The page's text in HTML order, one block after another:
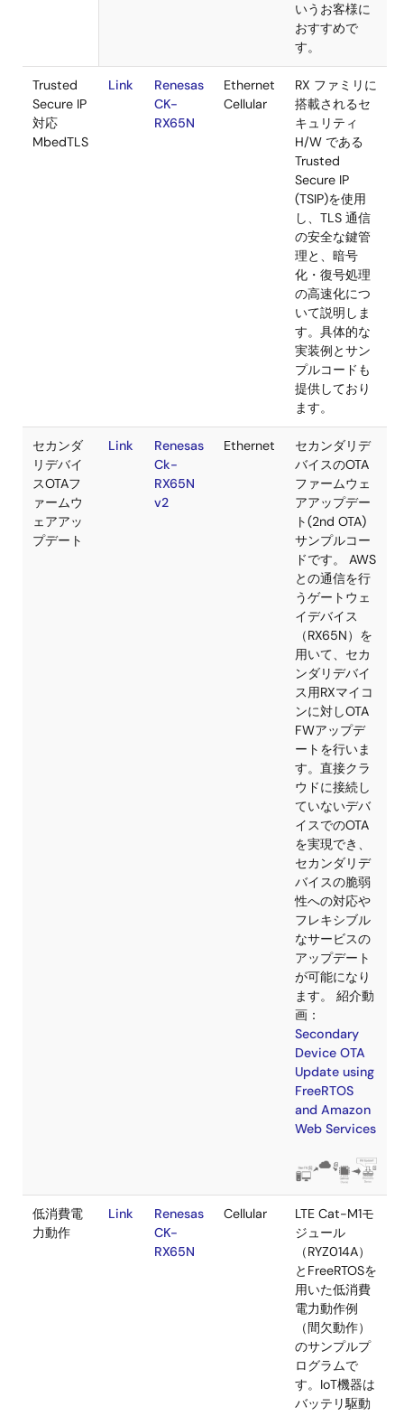
プログラ
ム
通信 動作概要
Ethernet
Cellular
CK-RX65N
属SIMカー
のアクテ
ーションか
ら、
センサデ
を表示す
での一連
れを解説。
CK-RX65N
属のSIMカ
トライア
カウント
用すれば
ぐにでも
器開発を
ートいた
ます。
Wi-Fi通信
AWSに接続
し、ダッ
ボードで
サデータ
可視化す
ンプルプ
ェクトで
CK-RX65N
属AWSト
アルアカ
トを使用
ことで、
10USD分の
ービスを
でご利用
だけます。
AWS接続
してみた
おすすめで
す。
Ethernet
Cellular
RX ファミ
搭載され
H/W であ
Trusted
Secure IP
(TSIP)を使
し、TLS
の安全な
理と、暗号
化・復号
の高速化
いて説明
す。具体
実装例と